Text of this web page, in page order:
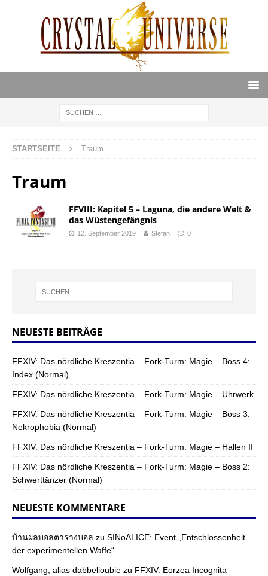
STARTSEITE Traum
Traum
FFVIII: Kapitel 5 – Laguna, die andere Welt &
das Wüstengefängnis
12. September 2019 Stefan 0
NEUESTE BEITRÄGE
FFXIV: Das nördliche Kreszentia – Fork-Turm: Magie – Boss 4:
Index (Normal)
FFXIV: Das nördliche Kreszentia – Fork-Turm: Magie – Uhrwerk
FFXIV: Das nördliche Kreszentia – Fork-Turm: Magie – Boss 3:
Nekrophobia (Normal)
FFXIV: Das nördliche Kreszentia – Fork-Turm: Magie – Hallen II
FFXIV: Das nördliche Kreszentia – Fork-Turm: Magie – Boss 2:
Schwerttänzer (Normal)
NEUESTE KOMMENTARE
บ้านผลบอลตารางบอล zu SINoALICE: Event „Entschlossenheit
der experimentellen Waffe“
Wolfgang, alias dabbelioubie zu FFXIV: Eorzea Incognita –